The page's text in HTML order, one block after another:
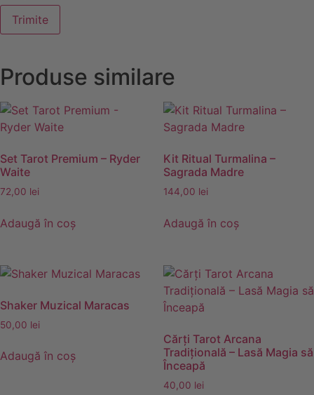
Produse similare
Set Tarot Premium – Ryder
Waite
72,00 lei
Adaugă în coș
Kit Ritual Turmalina –
Sagrada Madre
144,00 lei
Adaugă în coș
Shaker Muzical Maracas
50,00 lei
Adaugă în coș
Cărţi Tarot Arcana
Tradițională – Lasă Magia să
Înceapă
40,00 lei